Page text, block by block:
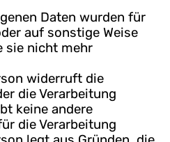
Daten wurden für
auf sonstige Weise
sie nicht mehr
widerruft die
die Verarbeitung
keine andere
die Verarbeitung